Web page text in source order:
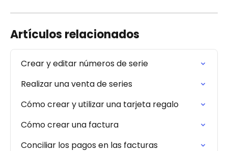
Artículos relacionados
Crear y editar números de serie
Realizar una venta de series
Cómo crear y utilizar una tarjeta regalo
Cómo crear una factura
Conciliar los pagos en las facturas